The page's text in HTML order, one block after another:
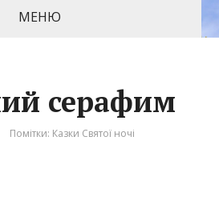
МЕНЮ
серафим
Помітки: Казки Святої ночі